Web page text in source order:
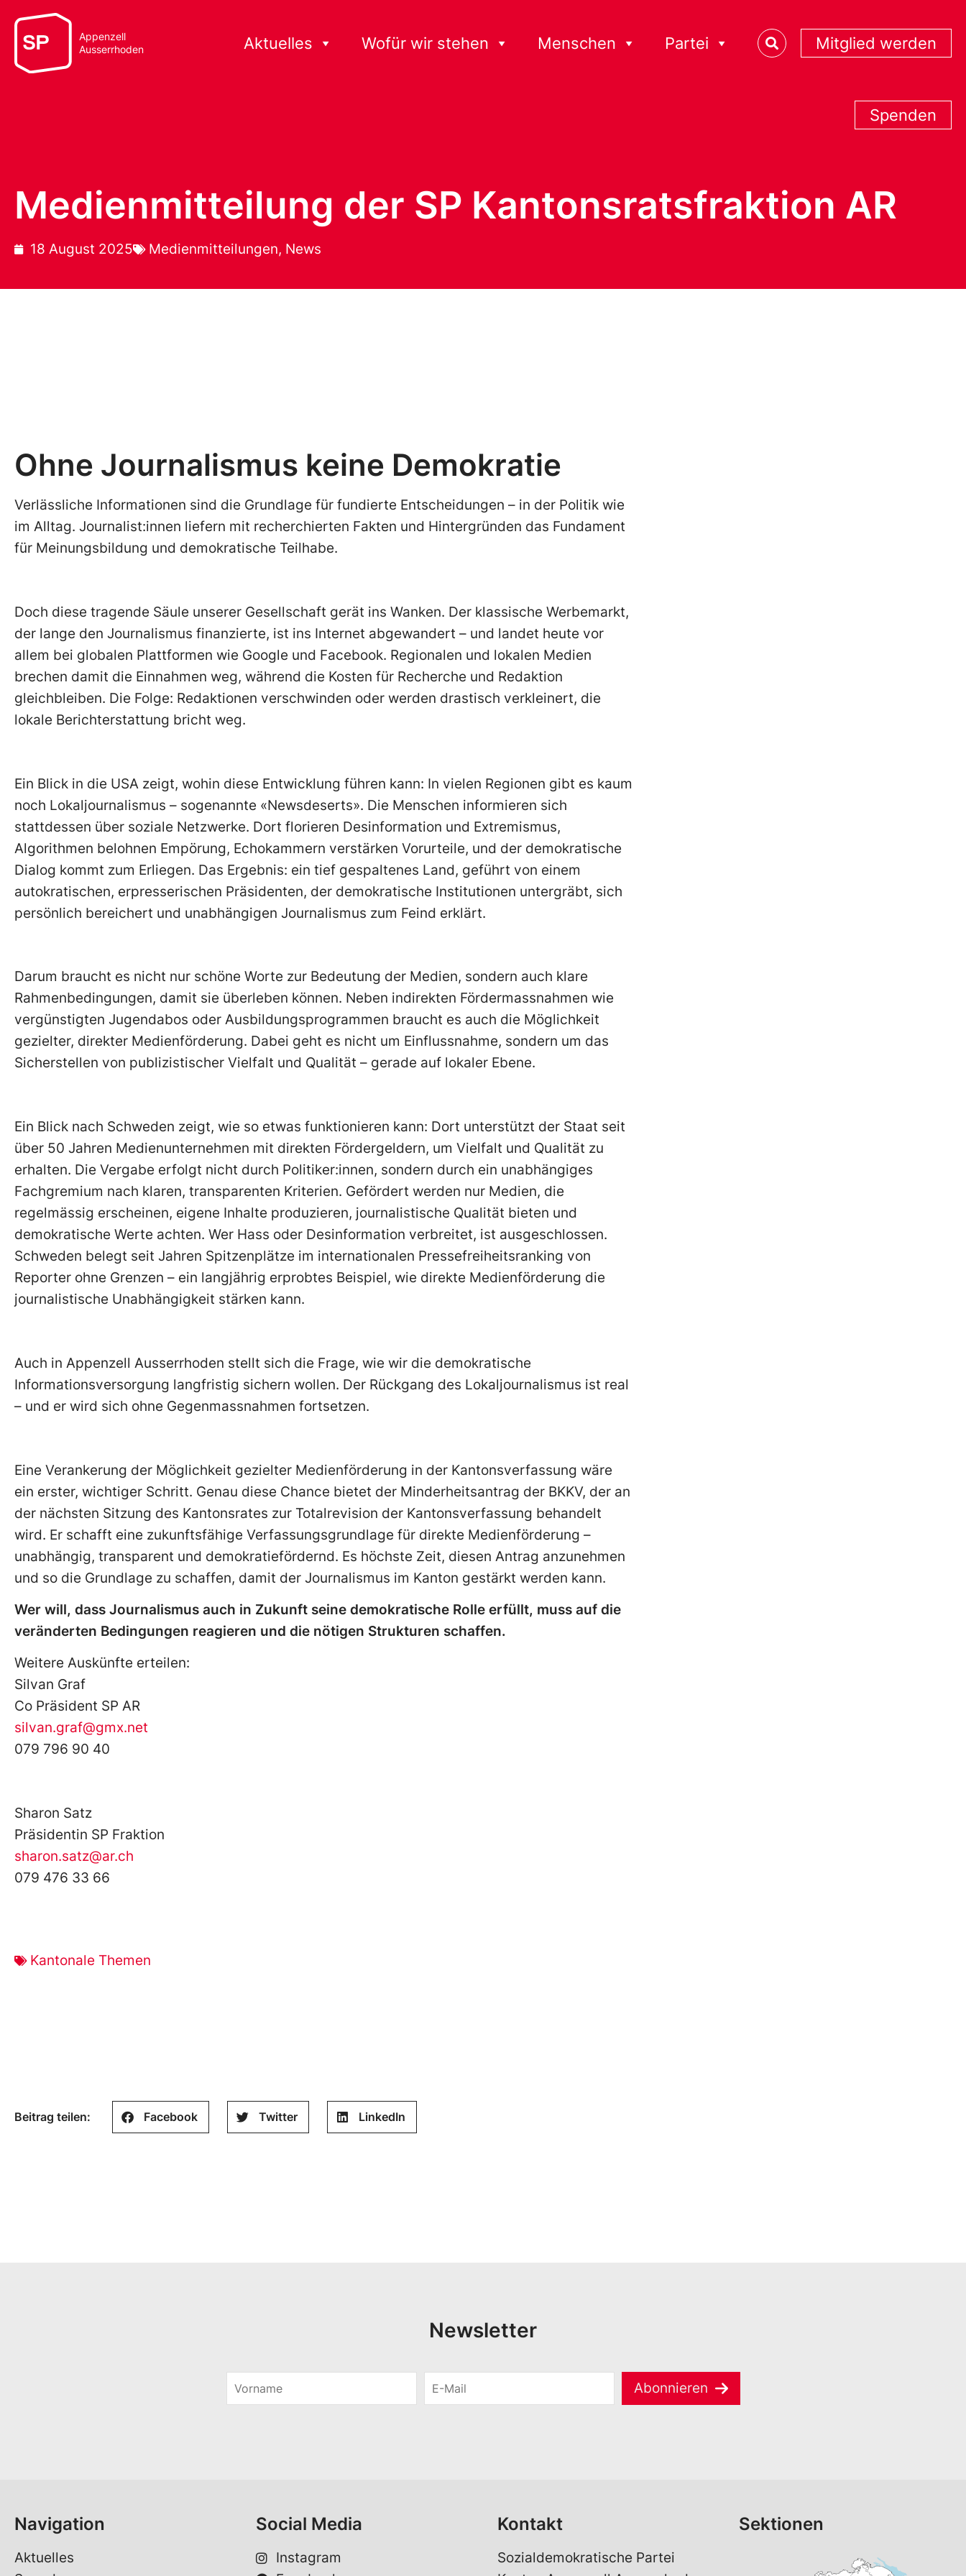
Appenzell
Ausserrhoden
Aktuelles Wofür wir stehen Menschen Partei Mitglied werden
Spenden
Medienmitteilung der SP Kantonsratsfraktion AR
18 August 2025 Medienmitteilungen, News
Ohne Journalismus keine Demokratie
Verlässliche Informationen sind die Grundlage für fundierte Entscheidungen – in der Politik wie
im Alltag. Journalist:innen liefern mit recherchierten Fakten und Hintergründen das Fundament
für Meinungsbildung und demokratische Teilhabe.
Doch diese tragende Säule unserer Gesellschaft gerät ins Wanken. Der klassische Werbemarkt,
der lange den Journalismus finanzierte, ist ins Internet abgewandert – und landet heute vor
allem bei globalen Plattformen wie Google und Facebook. Regionalen und lokalen Medien
brechen damit die Einnahmen weg, während die Kosten für Recherche und Redaktion
gleichbleiben. Die Folge: Redaktionen verschwinden oder werden drastisch verkleinert, die
lokale Berichterstattung bricht weg.
Ein Blick in die USA zeigt, wohin diese Entwicklung führen kann: In vielen Regionen gibt es kaum
noch Lokaljournalismus – sogenannte «Newsdeserts». Die Menschen informieren sich
stattdessen über soziale Netzwerke. Dort florieren Desinformation und Extremismus,
Algorithmen belohnen Empörung, Echokammern verstärken Vorurteile, und der demokratische
Dialog kommt zum Erliegen. Das Ergebnis: ein tief gespaltenes Land, geführt von einem
autokratischen, erpresserischen Präsidenten, der demokratische Institutionen untergräbt, sich
persönlich bereichert und unabhängigen Journalismus zum Feind erklärt.
Darum braucht es nicht nur schöne Worte zur Bedeutung der Medien, sondern auch klare
Rahmenbedingungen, damit sie überleben können. Neben indirekten Fördermassnahmen wie
vergünstigten Jugendabos oder Ausbildungsprogrammen braucht es auch die Möglichkeit
gezielter, direkter Medienförderung. Dabei geht es nicht um Einflussnahme, sondern um das
Sicherstellen von publizistischer Vielfalt und Qualität – gerade auf lokaler Ebene.
Ein Blick nach Schweden zeigt, wie so etwas funktionieren kann: Dort unterstützt der Staat seit
über 50 Jahren Medienunternehmen mit direkten Fördergeldern, um Vielfalt und Qualität zu
erhalten. Die Vergabe erfolgt nicht durch Politiker:innen, sondern durch ein unabhängiges
Fachgremium nach klaren, transparenten Kriterien. Gefördert werden nur Medien, die
regelmässig erscheinen, eigene Inhalte produzieren, journalistische Qualität bieten und
demokratische Werte achten. Wer Hass oder Desinformation verbreitet, ist ausgeschlossen.
Schweden belegt seit Jahren Spitzenplätze im internationalen Pressefreiheitsranking von
Reporter ohne Grenzen – ein langjährig erprobtes Beispiel, wie direkte Medienförderung die
journalistische Unabhängigkeit stärken kann.
Auch in Appenzell Ausserrhoden stellt sich die Frage, wie wir die demokratische
Informationsversorgung langfristig sichern wollen. Der Rückgang des Lokaljournalismus ist real
– und er wird sich ohne Gegenmassnahmen fortsetzen.
Eine Verankerung der Möglichkeit gezielter Medienförderung in der Kantonsverfassung wäre
ein erster, wichtiger Schritt. Genau diese Chance bietet der Minderheitsantrag der BKKV, der an
der nächsten Sitzung des Kantonsrates zur Totalrevision der Kantonsverfassung behandelt
wird. Er schafft eine zukunftsfähige Verfassungsgrundlage für direkte Medienförderung –
unabhängig, transparent und demokratiefördernd. Es höchste Zeit, diesen Antrag anzunehmen
und so die Grundlage zu schaffen, damit der Journalismus im Kanton gestärkt werden kann.
Wer will, dass Journalismus auch in Zukunft seine demokratische Rolle erfüllt, muss auf die
veränderten Bedingungen reagieren und die nötigen Strukturen schaffen.
Weitere Auskünfte erteilen:
Silvan Graf
Co Präsident SP AR
silvan.graf@gmx.net
079 796 90 40
Sharon Satz
Präsidentin SP Fraktion
sharon.satz@ar.ch
079 476 33 66
Kantonale Themen
Beitrag teilen: Facebook Twitter LinkedIn
Newsletter
r
M
Abonnieren
Navigation
Aktuelles
Social Media
Instagram
Kontakt
Sozialdemokratische Partei
Sektionen